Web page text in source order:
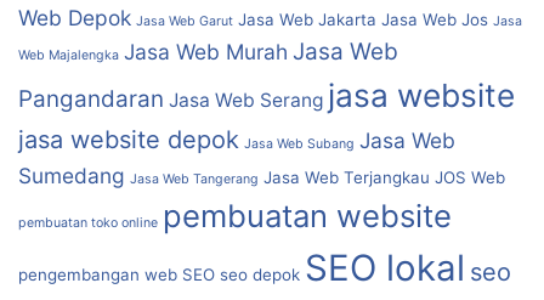
Web Depok Jasa Web Garut Jasa Web Jakarta Jasa Web Jos Jasa
Web Majalengka Jasa Web Murah Jasa Web
Pangandaran Jasa Web Serang jasa website
jasa website depok Jasa Web Subang Jasa Web
Sumedang Jasa Web Tangerang Jasa Web Terjangkau JOS Web
pembuatan toko online pembuatan website
pengembangan web SEO seo depok SEO lokal seo